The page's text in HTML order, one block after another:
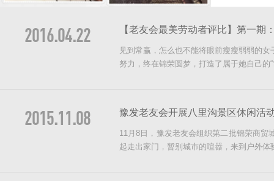
2016.04.22 【老友会最美劳动者评比】第一期
见到常赢，怎么也不能将眼前瘦瘦弱弱的
努力，终在锦荣圆梦，打造了属于她自己的
2015.11.08 豫发老友会开展八里沟景区休闲活
11月8日，豫发老友会组织第二批锦荣商
起走出家门，暂别城市的喧嚣，来到户外